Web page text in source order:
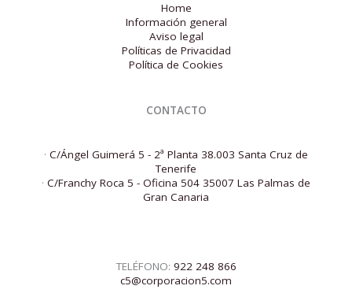
Home
Información general
Aviso legal
Políticas de Privacidad
Política de Cookies
CONTACTO
· C/Ángel Guimerá 5 - 2ª Planta 38.003 Santa Cruz de
Tenerife
· C/Franchy Roca 5 - Oficina 504 35007 Las Palmas de
Gran Canaria
TELÉFONO: 922 248 866
c5@corporacion5.com